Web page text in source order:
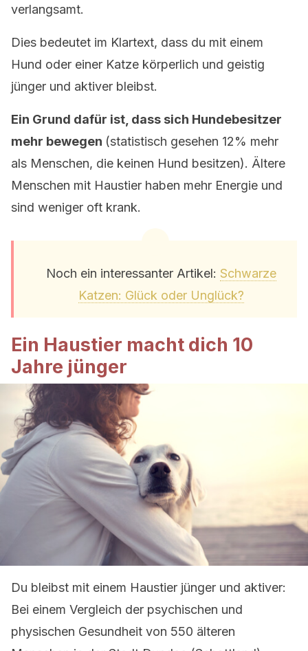
verlangsamt.
Dies bedeutet im Klartext, dass du mit einem
Hund oder einer Katze körperlich und geistig
jünger und aktiver bleibst.
Ein Grund dafür ist, dass sich Hundebesitzer
mehr bewegen (statistisch gesehen 12% mehr
als Menschen, die keinen Hund besitzen). Ältere
Menschen mit Haustier haben mehr Energie und
sind weniger oft krank.
Noch ein interessanter Artikel: Schwarze
Katzen: Glück oder Unglück?
Ein Haustier macht dich 10
Jahre jünger
Du bleibst mit einem Haustier jünger und aktiver:
Bei einem Vergleich der psychischen und
physischen Gesundheit von 550 älteren